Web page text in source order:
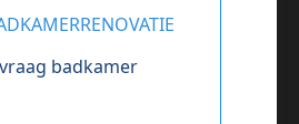
badkamer